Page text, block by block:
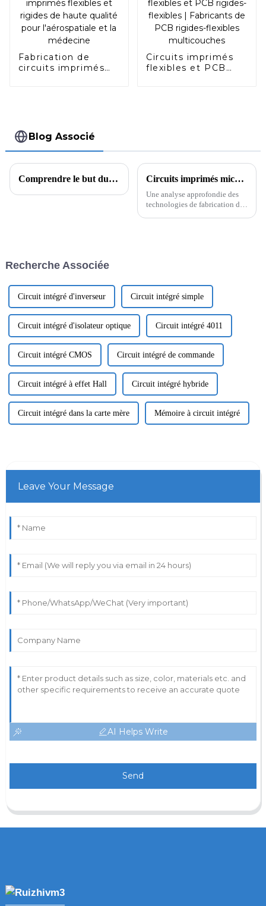
d'excellence en
photographie
aérienne
applications
médicales
Fabrication de
circuits imprimés
Circuits imprimés
flexibles et PCB
Blog Associé
Comprendre le but du perçage des PCB Circuits imprimés micro-ondes haute fréquence : analyse approfondie des technologies, des matériaux et des applications
Une analyse approfondie des
technologies de fabrication de
Recherche Associée
Circuit intégré d'inverseur Circuit intégré simple
Circuit intégré d'isolateur optique Circuit intégré 4011
Circuit intégré CMOS Circuit intégré de commande
Circuit intégré à effet Hall Circuit intégré hybride
Circuit intégré dans la carte mère Mémoire à circuit intégré
Leave Your Message
AI Helps Write
Send